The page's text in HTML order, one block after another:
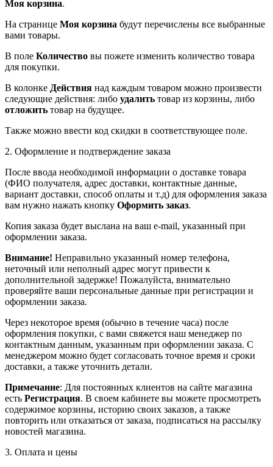
Моя корзина.
На странице Моя корзина будут перечислены все выбранные
вами товары.
В поле Количество вы пожете изменить количество товара
для покупки.
В колонке Действия над каждым товаром можно произвести
следующие действия: либо удалить товар из корзины, либо
отложить товар на будущее.
Также можно ввести код скидки в соответствующее поле.
2. Оформление и подтверждение заказа
После ввода необходимой информации о доставке товара
(ФИО получателя, адрес доставки, контактные данные,
вариант доставки, способ оплаты и т.д) для оформления заказа
вам нужно нажать кнопку Оформить заказ.
Копия заказа будет выслана на ваш e-mail, указанный при
оформлении заказа.
Внимание! Неправильно указанный номер телефона,
неточный или неполный адрес могут привести к
дополнительной задержке! Пожалуйста, внимательно
проверяйте ваши персональные данные при регистрации и
оформлении заказа.
Через некоторое время (обычно в течение часа) после
оформления покупки, с вами свяжется наш менеджер по
контактным данным, указанным при оформлении заказа. С
менеджером можно будет согласовать точное время и сроки
доставки, а также уточнить детали.
Примечание: Для постоянных клиентов на сайте магазина
есть Регистрация. В своем кабинете вы можете просмотреть
содержимое корзины, историю своих заказов, а также
повторить или отказаться от заказа, подписаться на рассылку
новостей магазина.
3. Оплата и цены